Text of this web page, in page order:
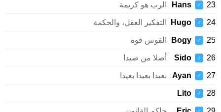
♂
Hans الرب هو كريمة
♂
Hugo التفكير العقل، والحكمة
♂
Bogy القوس قوة
♂
Sido أصلا من صيدا
♂
Ayan بعيدا بعيدا بعيدا
♂
Lito